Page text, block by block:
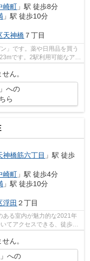
崎町 」駅 徒歩8分
」駅 徒歩10分
天神橋 ７丁目
」です。薬や日用品を買う
です。2駅利用可能なアク
ん。
への
ら
神橋筋六丁目 」駅 徒歩
崎町 」駅 徒歩4分
」駅 徒歩10分
浮田 ２丁目
ある室内が魅力的な2021年
てアクセスできる、徒歩4
ん。
への